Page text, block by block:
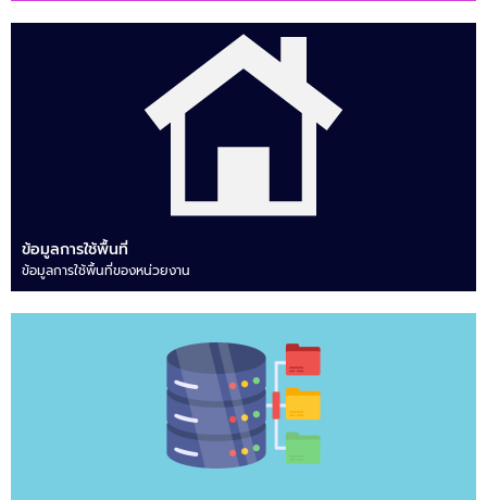
ข้อมูลการใช้พื้นที่
ข้อมูลการใช้พื้นที่ของหน่วยงาน